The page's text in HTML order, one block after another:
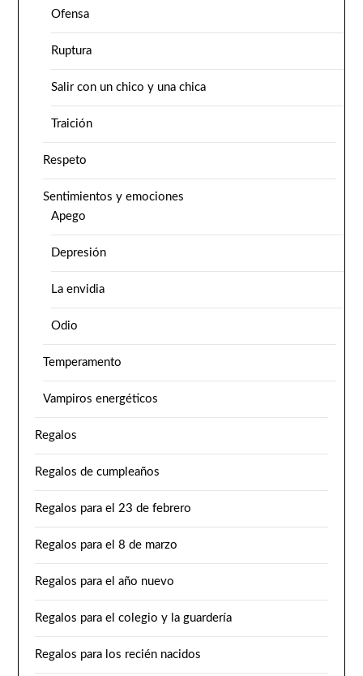
Ofensa
Ruptura
Salir con un chico y una chica
Traición
Respeto
Sentimientos y emociones
Apego
Depresión
La envidia
Odio
Temperamento
Vampiros energéticos
Regalos
Regalos de cumpleaños
Regalos para el 23 de febrero
Regalos para el 8 de marzo
Regalos para el año nuevo
Regalos para el colegio y la guardería
Regalos para los recién nacidos